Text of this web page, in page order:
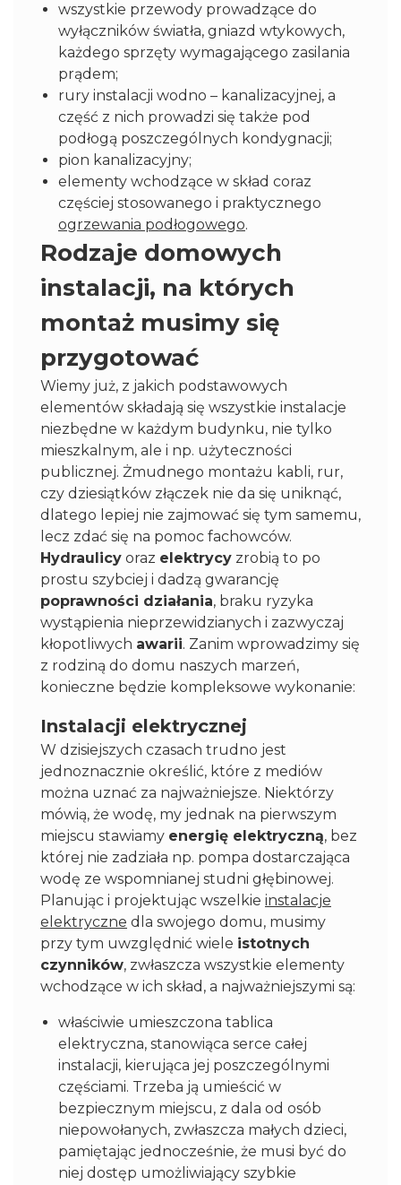
wszystkie przewody prowadzące do
wyłączników światła, gniazd wtykowych,
każdego sprzęty wymagającego zasilania
prądem;
rury instalacji wodno – kanalizacyjnej, a
część z nich prowadzi się także pod
podłogą poszczególnych kondygnacji;
pion kanalizacyjny;
elementy wchodzące w skład coraz
częściej stosowanego i praktycznego
ogrzewania podłogowego.
Rodzaje domowych
instalacji, na których
montaż musimy się
przygotować
Wiemy już, z jakich podstawowych
elementów składają się wszystkie instalacje
niezbędne w każdym budynku, nie tylko
mieszkalnym, ale i np. użyteczności
publicznej. Żmudnego montażu kabli, rur,
czy dziesiątków złączek nie da się uniknąć,
dlatego lepiej nie zajmować się tym samemu,
lecz zdać się na pomoc fachowców.
Hydraulicy oraz elektrycy zrobią to po
prostu szybciej i dadzą gwarancję
poprawności działania, braku ryzyka
wystąpienia nieprzewidzianych i zazwyczaj
kłopotliwych awarii. Zanim wprowadzimy się
z rodziną do domu naszych marzeń,
konieczne będzie kompleksowe wykonanie:
Instalacji elektrycznej
W dzisiejszych czasach trudno jest
jednoznacznie określić, które z mediów
można uznać za najważniejsze. Niektórzy
mówią, że wodę, my jednak na pierwszym
miejscu stawiamy energię elektryczną, bez
której nie zadziała np. pompa dostarczająca
wodę ze wspomnianej studni głębinowej.
Planując i projektując wszelkie instalacje
elektryczne dla swojego domu, musimy
przy tym uwzględnić wiele istotnych
czynników, zwłaszcza wszystkie elementy
wchodzące w ich skład, a najważniejszymi są:
właściwie umieszczona tablica
elektryczna, stanowiąca serce całej
instalacji, kierująca jej poszczególnymi
częściami. Trzeba ją umieścić w
bezpiecznym miejscu, z dala od osób
niepowołanych, zwłaszcza małych dzieci,
pamiętając jednocześnie, że musi być do
niej dostęp umożliwiający szybkie